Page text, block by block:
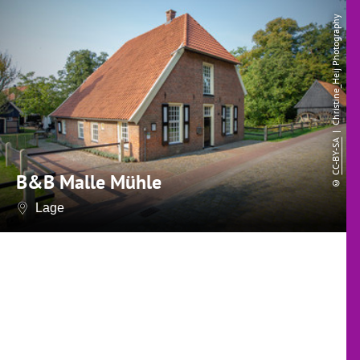
B&B Malle Mühle
Lage
©
CC-BY-SA
| Christine_Heij Photography